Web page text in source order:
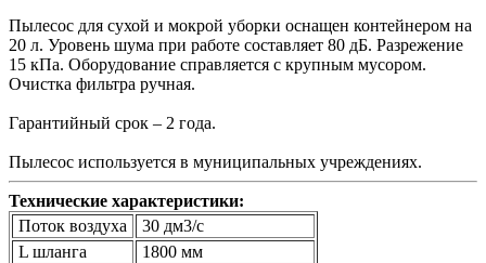
Пылесос для сухой и мокрой уборки оснащен контейнером на
20 л. Уровень шума при работе составляет 80 дБ. Разрежение
15 кПа. Оборудование справляется с крупным мусором.
Очистка фильтра ручная.
Гарантийный срок – 2 года.
Пылесос используется в муниципальных учреждениях.
Технические характеристики:
Поток воздуха
30 дм3/с
L шланга
1800 мм